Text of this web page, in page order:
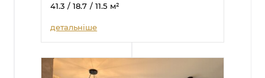
41.3 / 18.7 / 11.5 м²
детальніше